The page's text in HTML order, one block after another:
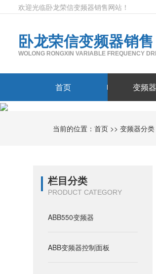
欢迎光临卧龙荣信变频器销售网站！
卧龙荣信变频器销售
WOLONG RONGXIN VARIABLE FREQUENCY
首页 变频
当前的位置：首页 >>变频器分类
栏目分类
PRODUCT CATEGORY
ABB550变频器
ABB变频器控制面板